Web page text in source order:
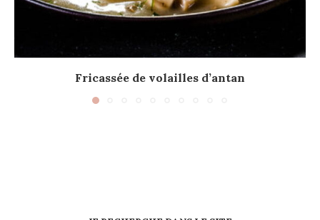
Fricassée de volailles d’antan